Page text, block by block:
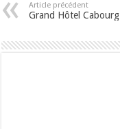
Article précédent
Grand Hôtel Cabourg